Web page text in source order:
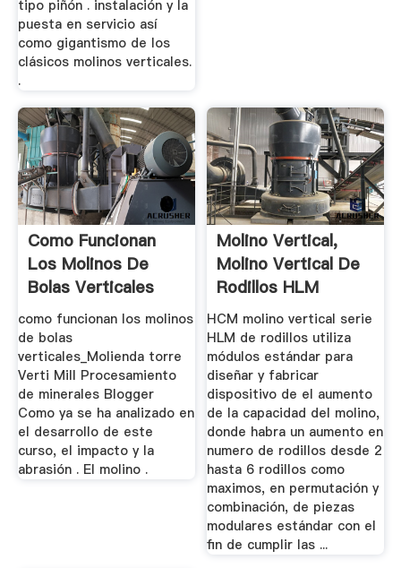
tipo piñón . instalación y la
puesta en servicio así
como gigantismo de los
clásicos molinos verticales.
.
Como Funcionan
Los Molinos De
Bolas Verticales
como funcionan los molinos
de bolas
verticales_Molienda torre
Verti Mill Procesamiento
de minerales Blogger
Como ya se ha analizado en
el desarrollo de este
curso, el impacto y la
abrasión . El molino .
Molino Vertical,
Molino Vertical De
Rodillos HLM
Molino ...
HCM molino vertical serie
HLM de rodillos utiliza
módulos estándar para
diseñar y fabricar
dispositivo de el aumento
de la capacidad del molino,
donde habra un aumento en
numero de rodillos desde 2
hasta 6 rodillos como
maximos, en permutación y
combinación, de piezas
modulares estándar con el
fin de cumplir las ...